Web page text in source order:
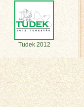
Tudek 2012